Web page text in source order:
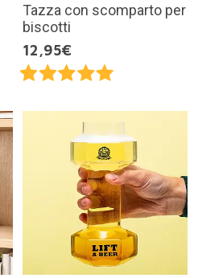
Tazza con scomparto per
biscotti
12,95€